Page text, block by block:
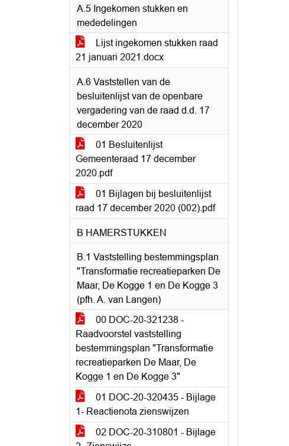
A.5 Ingekomen stukken en
mededelingen
Lijst ingekomen stukken raad
21 januari 2021.docx
A.6 Vaststellen van de
besluitenlijst van de openbare
vergadering van de raad d.d. 17
december 2020
01 Besluitenlijst
Gemeenteraad 17 december
2020.pdf
01 Bijlagen bij besluitenlijst
raad 17 december 2020 (002).pdf
B HAMERSTUKKEN
B.1 Vaststelling bestemmingsplan
"Transformatie recreatieparken De
Maar, De Kogge 1 en De Kogge 3
(pfh. A. van Langen)
00 DOC-20-321238 -
Raadvoorstel vaststelling
bestemmingsplan "Transformatie
recreatieparken De Maar, De
Kogge 1 en De Kogge 3"
01 DOC-20-320435 - Bijlage
1- Reactienota zienswijzen
02 DOC-20-310801 - Bijlage